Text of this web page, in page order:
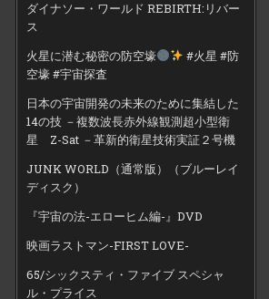
ダイナソー・ワールド REBIRTH:リバー
ス
火星に潜む秘密の防空壕
#火星 #防
空壕 #宇宙探査
日本の宇宙開発の未来のために集結した
14の技 －複数波長赤外線観測超小型衛
星 Z-Sat －革新的衛星技術実証２号機
JUNK WORLD（通常版）（ブルーレイ
ディスク）
『宇宙の法-エローヒム編-』DVD
映画ラストマン-FIRST LOVE-
65/シックスティ・ファイブ スペシャ
ル・プライス